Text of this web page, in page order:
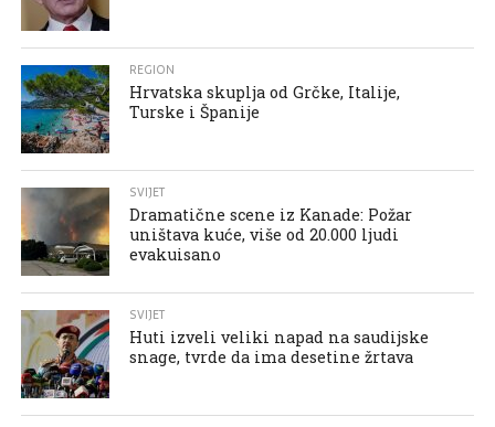
REGION
Hrvatska skuplja od Grčke, Italije,
Turske i Španije
SVIJET
Dramatične scene iz Kanade: Požar
uništava kuće, više od 20.000 ljudi
evakuisano
SVIJET
Huti izveli veliki napad na saudijske
snage, tvrde da ima desetine žrtava